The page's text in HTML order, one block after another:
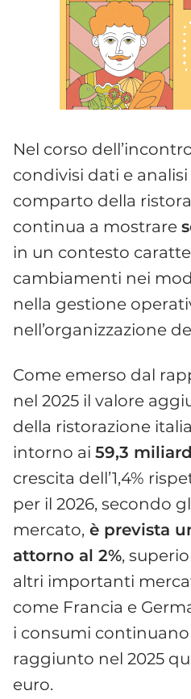
Nel corso
condivisi dati e analisi
comparto della
continua a mostrare
in un contesto
cambiamenti nei
nella gestione
nell’organizzazione
Come emerso dal
nel 2025 il valore
della ristorazione
intorno ai 59,3
crescita dell’1,4%
per il 2026, secondo
mercato, è prevista
attorno al 2%,
altri importanti
come Francia e
i consumi
raggiunto nel 2025
euro.